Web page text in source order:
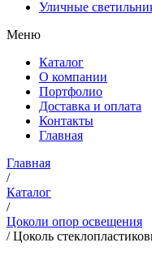
Уличные
Меню
Каталог
О компании
Портфолио
Доставка и оплата
Контакты
Главная
Главная
/
Каталог
/
Цоколи опор освещения
/Цоколь